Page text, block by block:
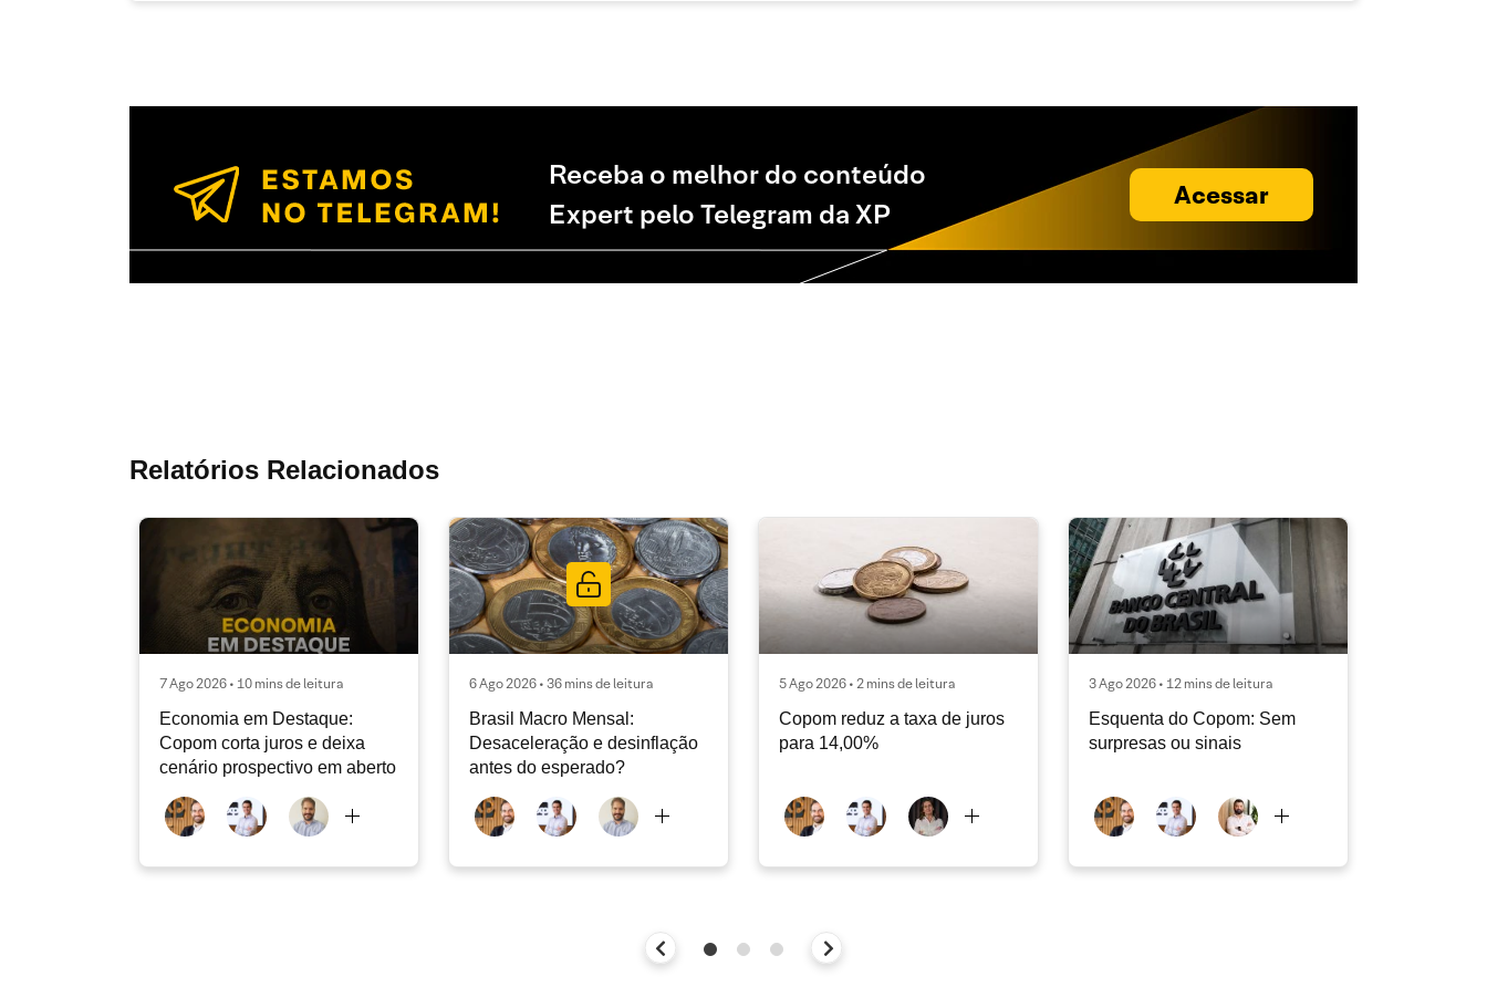
Receba o melhor do conteúdo
Expert pelo Telegram da XP
Acessar
Relatórios Relacionados
7 Ago 2026 • 10 mins de leitura
Economia em Destaque:
Copom corta juros e deixa
cenário prospectivo em aberto
6 Ago 2026 • 36 mins de leitura
Brasil Macro Mensal:
Desaceleração e desinflação
antes do esperado?
5 Ago 2026 • 2 mins de leitura
Copom reduz a taxa de juros
para 14,00%
3 Ago 2026 • 12 mins de leitura
Esquenta do Copom: Sem
surpresas ou sinais